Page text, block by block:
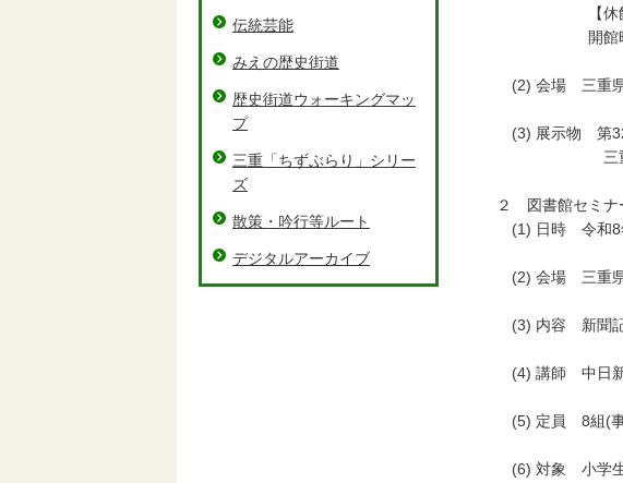
【休館日】7
開館時間 9
(2) 会場 三重県
(3) 展示物 第32
三重県内
２ 図書館セミナ
(1) 日時 令和8
(2) 会場 三重県
(3) 内容 新聞記
(4) 講師 中日新
(5) 定員 8組(事
(6) 対象 小学生
伝統芸能
みえの歴史街道
歴史街道ウォーキングマッ
プ
三重「ちずぶらり」シリー
ズ
散策・吟行等ルート
デジタルアーカイブ